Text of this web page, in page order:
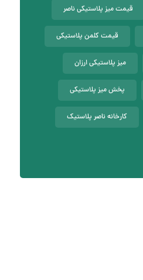
قیمت میز پلاستیکی ناصر
قیمت کلمن پلاستیکی
میز پلاستیکی ارزان
پخش میز پلاستیکی
کارخانه ناصر پلاستیک